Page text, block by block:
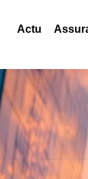
Actu